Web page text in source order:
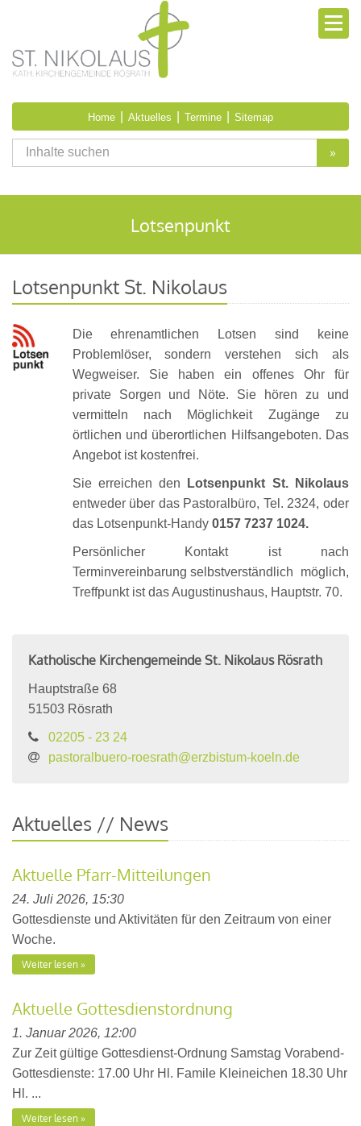
Home Aktuelles Termine Sitemap
»
Lotsenpunkt
Lotsenpunkt St. Nikolaus
Die ehrenamtlichen Lotsen sind keine
Problemlöser, sondern verstehen sich als
Wegweiser. Sie haben ein offenes Ohr für
private Sorgen und Nöte. Sie hören zu und
vermitteln nach Möglichkeit Zugänge zu
örtlichen und überortlichen Hilfsangeboten. Das
Angebot ist kostenfrei.
Sie erreichen den
Lotsenpunkt St. Nikolaus
entweder über das Pastoralbüro, Tel. 2324, oder
das Lotsenpunkt-Handy 0157 7237 1024.
Persönlicher Kontakt ist nach
Terminvereinbarung selbstverständlich möglich,
Treffpunkt ist das Augustinushaus, Hauptstr. 70.
Katholische Kirchengemeinde St. Nikolaus Rösrath
Hauptstraße 68
51503 Rösrath
02205 - 23 24
pastoralbuero-roesrath@erzbistum-koeln.de
Aktuelles // News
Aktuelle Pfarr-Mitteilungen
24. Juli 2026, 15:30
Gottesdienste und Aktivitäten für den Zeitraum von einer
Woche.
Weiter lesen
Aktuelle Gottesdienstordnung
1. Januar 2026, 12:00
Zur Zeit gültige Gottesdienst-Ordnung Samstag Vorabend-
Gottesdienste: 17.00 Uhr Hl. Famile Kleineichen 18.30 Uhr
Hl. ...
Weiter lesen